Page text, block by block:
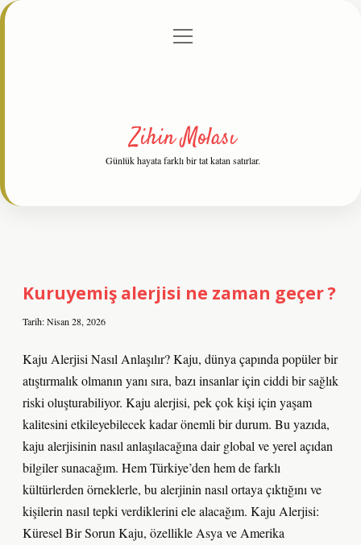
Gizlilik Politikası
menüyü
Zihin Molası
Günlük hayata farklı bir tat katan satırlar.
Molası
Yazılar
Kuruyemiş alerjisi ne zaman geçer ?
Tarih: Nisan 28, 2026
Kaju Alerjisi Nasıl Anlaşılır? Kaju, dünya çapında popüler bir
atıştırmalık olmanın yanı sıra, bazı insanlar için ciddi bir sağlık
riski oluşturabiliyor. Kaju alerjisi, pek çok kişi için yaşam
kalitesini etkileyebilecek kadar önemli bir durum. Bu yazıda,
kaju alerjisinin nasıl anlaşılacağına dair global ve yerel açıdan
bilgiler sunacağım. Hem Türkiye’den hem de farklı
kültürlerden örneklerle, bu alerjinin nasıl ortaya çıktığını ve
kişilerin nasıl tepki verdiklerini ele alacağım. Kaju Alerjisi:
Küresel Bir Sorun Kaju, özellikle Asya ve Amerika